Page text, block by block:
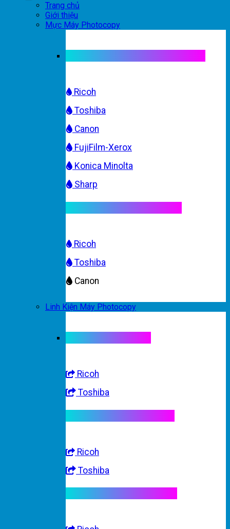
Trang chủ
Giới thiệu
Mực Máy Photocopy
Ricoh
Toshiba
Canon
FujiFilm-Xerox
Konica Minolta
Sharp
Ricoh
Toshiba
Canon
Linh Kiện Máy Photocopy
Ricoh
Toshiba
Ricoh
Toshiba